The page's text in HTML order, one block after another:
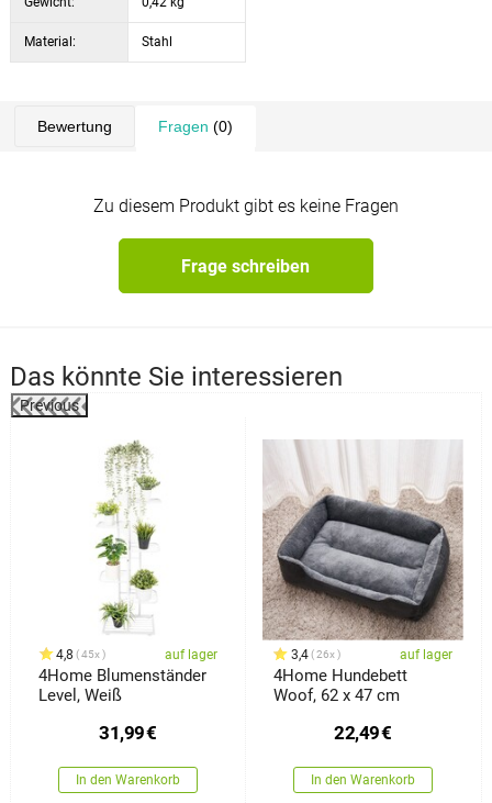
Material: Stahl
Bewertung Fragen (0)
Zu diesem Produkt gibt es keine Fragen
Frage schreiben
Das könnte Sie interessieren
Previous
4,8 45x auf lager
4Home Blumenständer
Level, Weiß
31,99€
In den Warenkorb
3,4 26x auf lager
4Home Hundebett
Woof, 62 x 47 cm
22,49€
In den Warenkorb